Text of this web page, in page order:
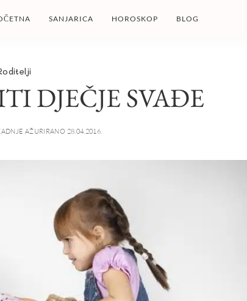
SANJARICA HOROSKOP BLOG
DJEČJE SVAĐE
AŽURIRANO 28.04.2016.